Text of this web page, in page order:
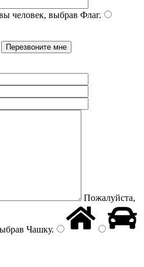
человек, выбрав Флаг.
Пожалуйста,
Чашку.